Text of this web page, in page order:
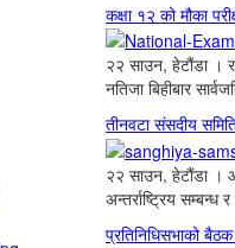
कक्षा १२ को मौका
२२ साउन, हेटौंडा ।
नतिजा बिहीबार
तीनवटा संसदीय
२२ साउन, हेटौंडा ।
अन्तर्राष्ट्रिय
प्रतिनिधिसभाको